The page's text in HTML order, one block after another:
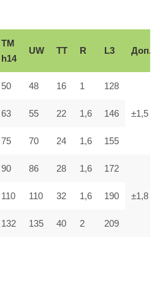
TM
h14
UW TT R L3 Доп.
50 48 16 1 128
±1,5
63 55 22 1,6 146
75 70 24 1,6 155
90 86 28 1,6 172
±1,8
110 110 32 1,6 190
132 135 40 2 209